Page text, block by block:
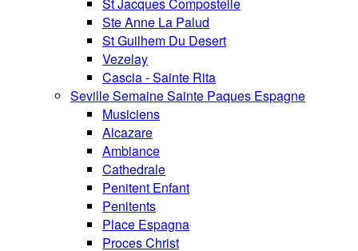
St Jacques Compostelle
Ste Anne La Palud
St Guilhem Du Desert
Vezelay
Cascia - Sainte Rita
Seville Semaine Sainte Paques Espagne
Musiciens
Alcazare
Ambiance
Cathedrale
Penitent Enfant
Penitents
Place Espagna
Proces Christ